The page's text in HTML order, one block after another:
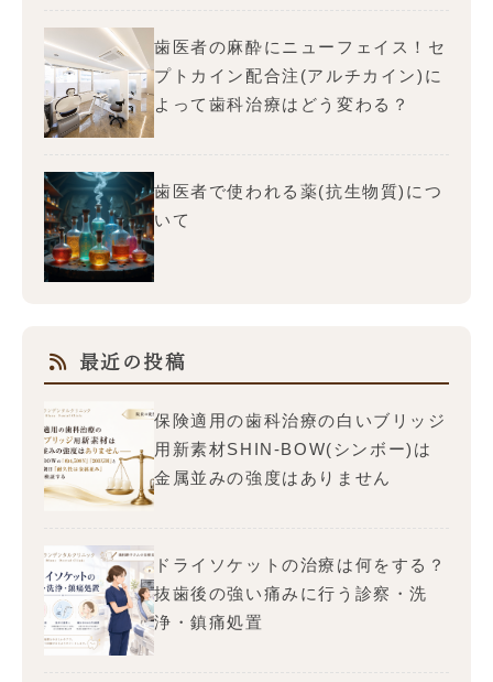
歯医者の麻酔にニューフェイス！セ
プトカイン配合注(アルチカイン)に
よって歯科治療はどう変わる？
歯医者で使われる薬(抗生物質)につ
いて
最近の投稿
保険適用の歯科治療の白いブリッジ
用新素材SHIN-BOW(シンボー)は
金属並みの強度はありません
ドライソケットの治療は何をする？
抜歯後の強い痛みに行う診察・洗
浄・鎮痛処置